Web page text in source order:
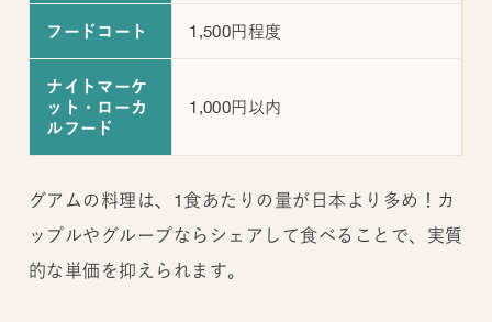
フードコート 1,500円程度
ナイトマーケ
ット・ローカ
ルフード
1,000円以内
グアムの料理は、1食あたりの量が日本より多め！カ
ップルやグループならシェアして食べることで、実質
的な単価を抑えられます。